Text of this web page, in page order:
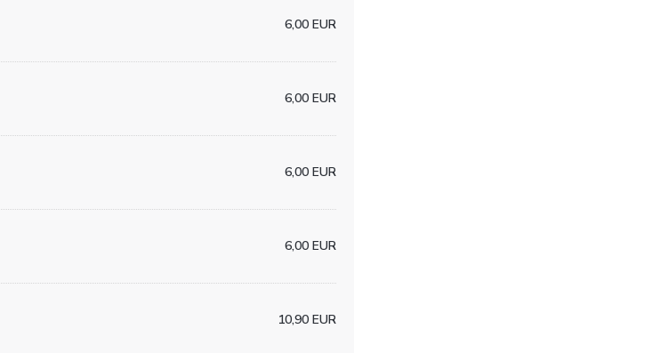
6,00 EUR
6,00 EUR
6,00 EUR
6,00 EUR
10,90 EUR